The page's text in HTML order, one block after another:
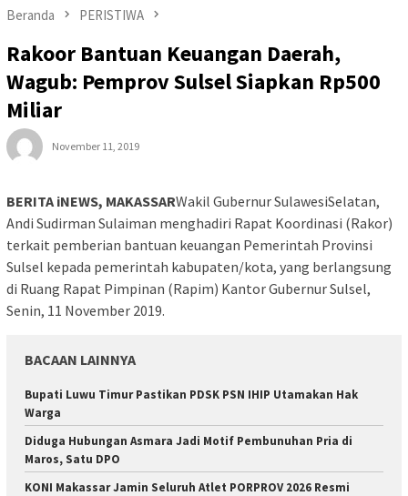
Beranda PERISTIWA
Rakoor Bantuan Keuangan Daerah,
Wagub: Pemprov Sulsel Siapkan Rp500
Miliar
November 11, 2019
BERITA iNEWS, MAKASSARWakil Gubernur SulawesiSelatan,
Andi Sudirman Sulaiman menghadiri Rapat Koordinasi (Rakor)
terkait pemberian bantuan keuangan Pemerintah Provinsi
Sulsel kepada pemerintah kabupaten/kota, yang berlangsung
di Ruang Rapat Pimpinan (Rapim) Kantor Gubernur Sulsel,
Senin, 11 November 2019.
BACAAN LAINNYA
Bupati Luwu Timur Pastikan PDSK PSN IHIP Utamakan Hak
Warga
Diduga Hubungan Asmara Jadi Motif Pembunuhan Pria di
Maros, Satu DPO
KONI Makassar Jamin Seluruh Atlet PORPROV 2026 Resmi